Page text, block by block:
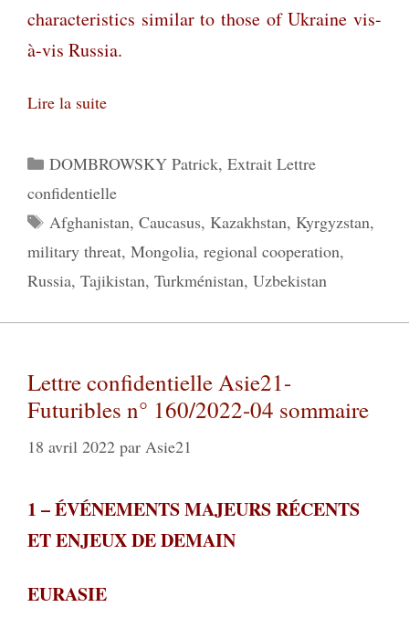
characteristics similar to those of Ukraine vis-
à-vis Russia.
Lire la suite
Catégories
DOMBROWSKY Patrick, Extrait Lettre
confidentielle
Étiquettes
Afghanistan, Caucasus, Kazakhstan, Kyrgyzstan,
military threat, Mongolia, regional cooperation,
Russia, Tajikistan, Turkménistan, Uzbekistan
Lettre confidentielle Asie21-
Futuribles n° 160/2022-04 sommaire
18 avril 2022 par Asie21
1 –ÉVÉNEMENTS MAJEURS RÉCENTS
ET ENJEUX DE DEMAIN
EURASIE